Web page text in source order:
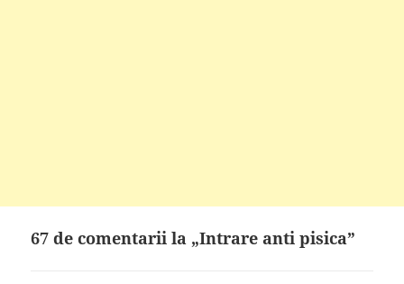
67 de comentarii la „Intrare anti pisica”